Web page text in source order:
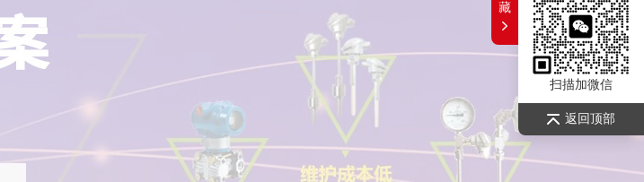
扫描加微信
返回顶部
藏